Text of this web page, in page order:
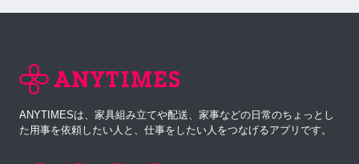
ANYTIMESは、家具組み立てや配送、家事などの日常のちょっとし
た用事を依頼したい人と、仕事をしたい人をつなげるアプリです。